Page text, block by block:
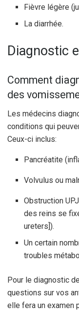
Fièvre légère
La diarrhée.
Diagnostic
Comment
des
Les médecins
conditions qui
Ceux-ci inclus:
Pancréatite
Volvulus ou
Obstruction
des reins se
ureters]).
Un certain
troubles
Pour le diagnostic
questions sur vos
elle fera un